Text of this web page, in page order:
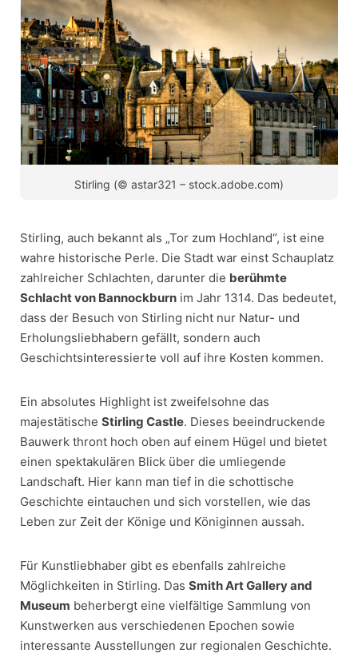
Stirling (© astar321 – stock.adobe.com)
Stirling, auch bekannt als „Tor zum Hochland“, ist eine
wahre historische Perle. Die Stadt war einst Schauplatz
zahlreicher Schlachten, darunter die berühmte
Schlacht von Bannockburn im Jahr 1314. Das bedeutet,
dass der Besuch von Stirling nicht nur Natur- und
Erholungsliebhabern gefällt, sondern auch
Geschichtsinteressierte voll auf ihre Kosten kommen.
Ein absolutes Highlight ist zweifelsohne das
majestätische Stirling Castle. Dieses beeindruckende
Bauwerk thront hoch oben auf einem Hügel und bietet
einen spektakulären Blick über die umliegende
Landschaft. Hier kann man tief in die schottische
Geschichte eintauchen und sich vorstellen, wie das
Leben zur Zeit der Könige und Königinnen aussah.
Für Kunstliebhaber gibt es ebenfalls zahlreiche
Möglichkeiten in Stirling. Das Smith Art Gallery and
Museum beherbergt eine vielfältige Sammlung von
Kunstwerken aus verschiedenen Epochen sowie
interessante Ausstellungen zur regionalen Geschichte.